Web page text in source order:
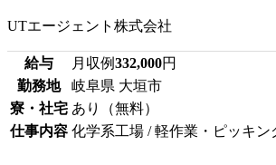
UTエージェント株式会社
給与 月収例332,000円
勤務地
岐阜県 大垣市
寮・社宅 あり（無料）
仕事内容 化学系工場 / 軽作業・ピッキン